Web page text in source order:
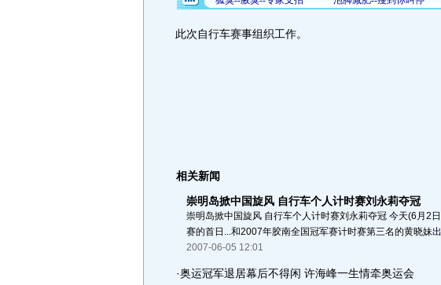
此次自行车赛事组织工作。
相关新闻
崇明岛掀中国旋风 自行车个人计时赛刘永莉夺冠
崇明岛掀中国旋风 自行车个人计时赛刘永莉夺冠 今天(6月2
赛的首日...和2007年胶南全国冠军赛计时赛第三名的黄晓妹
2007-06-05 12:01
·奥运冠军退居幕后不得闲 许海峰一生情牵奥运会